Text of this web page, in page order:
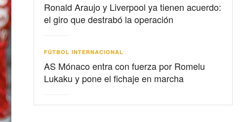
Ronald Araujo y Liverpool ya tienen acuerdo:
el giro que destrabó la operación
FÚTBOL INTERNACIONAL
AS Mónaco entra con fuerza por Romelu
Lukaku y pone el fichaje en marcha